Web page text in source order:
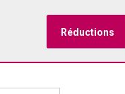
Réductions